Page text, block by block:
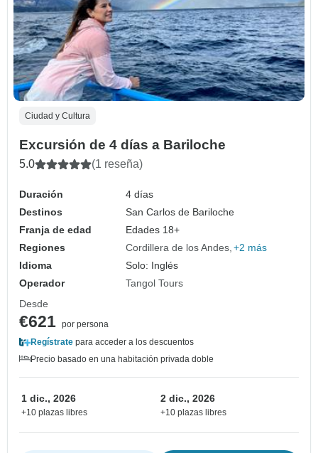
Ciudad y Cultura
Excursión de 4 días a Bariloche
5.0 (1 reseña)
Duración
4 días
Destinos
San Carlos de Bariloche
Franja de edad
Edades 18+
Regiones
Cordillera de los Andes +2 más
Idioma
Solo: Inglés
Operador
Tangol Tours
Desde
€621 por persona
Regístrate para acceder a los descuentos
Precio basado en una habitación privada doble
1 dic., 2026
+10 plazas libres
2 dic., 2026
+10 plazas libres